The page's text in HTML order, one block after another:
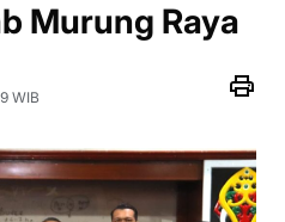
Murung Raya
WIB